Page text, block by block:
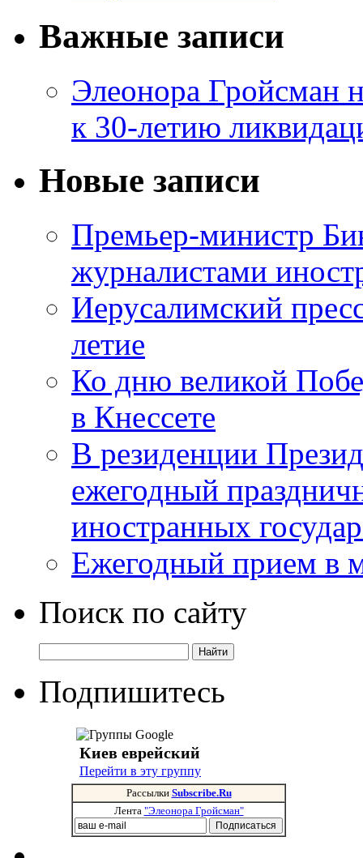
Важные записи
Элеонора Гройсман
к 30-летию
Новые записи
Премьер-министр
журналистами
Иерусалимский
летие
Ко дню великой
в Кнессете
В резиденции
ежегодный
иностранных
Ежегодный прием в
Поиск по сайту
Подпишитесь
Киев еврейский
Перейти в эту группу
Рассылки Subscribe.Ru
Лента "Элеонора Гройсман"